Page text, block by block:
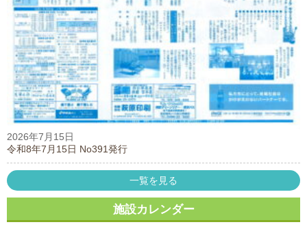
2026年7月15日
令和8年7月15日 No391発行
一覧を見る
施設カレンダー